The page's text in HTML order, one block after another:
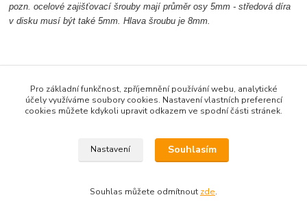
pozn. ocelové zajišťovací šrouby mají průměr osy 5mm - středová díra
v disku musí být také 5mm. Hlava šroubu je 8mm.
Zboží zařazeno v kategoriích
Pro základní funkčnost, zpříjemnění používání webu, analytické
účely využíváme soubory cookies. Nastavení vlastních preferencí
cookies můžete kdykoli upravit odkazem ve spodní části stránek.
Nastavení Souhlasím
Souhlas můžete odmítnout zde.